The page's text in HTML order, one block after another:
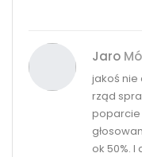
Jaro
jakoś nie
rząd
poparcie
ok 50%.